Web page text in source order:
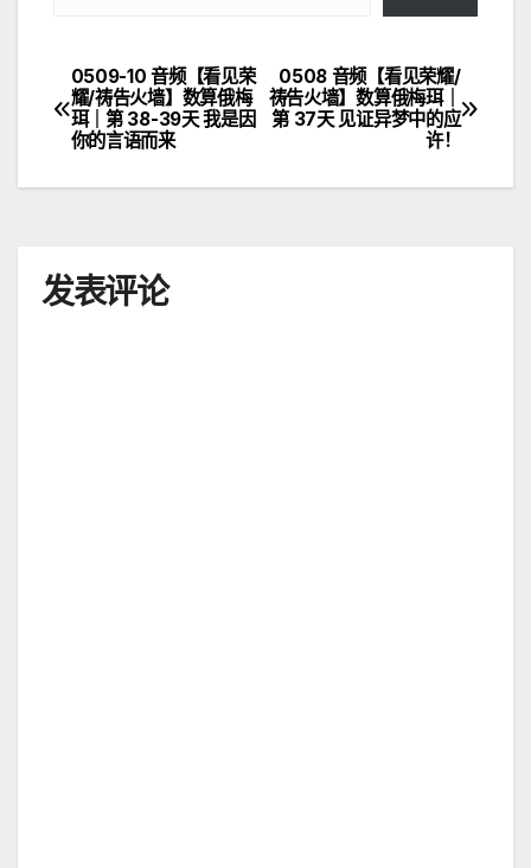
文
章
导
0508 音频【看见荣耀/
祷告火墙】数算俄梅珥｜
第 37天 见证异梦中的应
许！
0509-10 音频【看见荣
耀/祷告火墙】数算俄梅
珥｜第 38-39天 我是因
你的言语而来
发表评论